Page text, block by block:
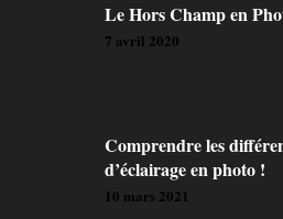
Le Hors Champ en
7 avril 2020
Comprendre les
d’éclairage en photo !
10 mars 2021